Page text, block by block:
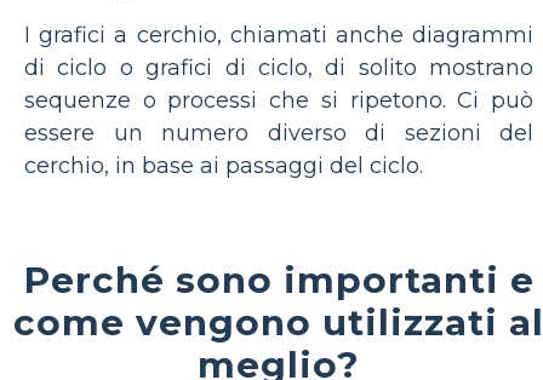
I grafici a cerchio, chiamati anche diagrammi
di ciclo o grafici di ciclo, di solito mostrano
sequenze o processi che si ripetono. Ci può
essere un numero diverso di sezioni del
cerchio, in base ai passaggi del ciclo.
Perché sono importanti e
come vengono utilizzati al
meglio?